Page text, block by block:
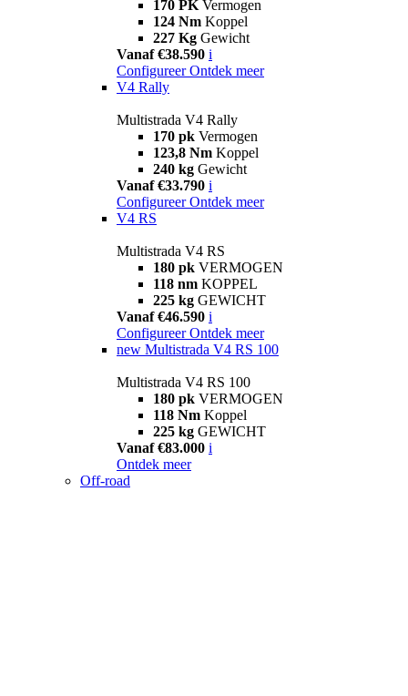
170 PK Vermogen
124 Nm Koppel
227 Kg Gewicht
Vanaf €38.590 i
Configureer Ontdek meer
V4 Rally
Multistrada V4 Rally
170 pk Vermogen
123,8 Nm Koppel
240 kg Gewicht
Vanaf €33.790 i
Configureer Ontdek meer
V4 RS
Multistrada V4 RS
180 pk VERMOGEN
118 nm KOPPEL
225 kg GEWICHT
Vanaf €46.590 i
Configureer Ontdek meer
new Multistrada V4 RS 100
Multistrada V4 RS 100
180 pk VERMOGEN
118 Nm Koppel
225 kg GEWICHT
Vanaf €83.000 i
Ontdek meer
Off-road